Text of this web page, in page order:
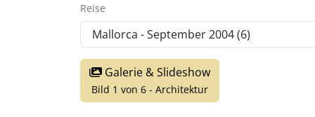
Reise
Galerie & Slideshow
Bild 1 von 6 - Architektur